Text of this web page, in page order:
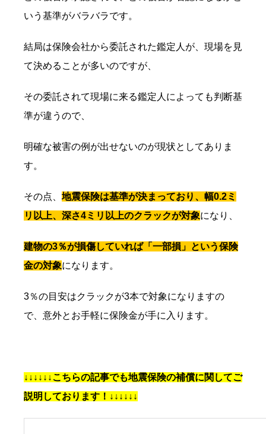
いう基準がバラバラです。
結局は保険会社から委託された鑑定人が、現場を見
て決めることが多いのですが、
その委託されて現場に来る鑑定人によっても判断基
準が違うので、
明確な被害の例が出せないのが現状としてありま
す。
その点、 地震保険は基準が決まっており、幅0.2ミ
リ以上、深さ4ミリ以上のクラックが対象になり、
建物の3％が損傷していれば「一部損」という保険
金の対象になります。
3％の目安はクラックが3本で対象になりますの
で、意外とお手軽に保険金が手に入ります。
↓↓↓↓↓↓こちらの記事でも地震保険の補償に関してご
説明しております！↓↓↓↓↓↓